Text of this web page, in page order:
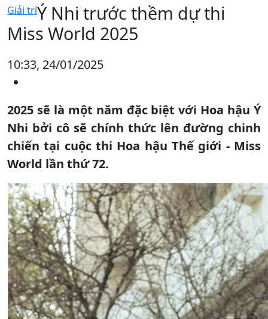
Giải tríÝ Nhi trước thềm dự thi
Miss World 2025
10:33, 24/01/2025
2025 sẽ là một năm đặc biệt với Hoa hậu Ý
Nhi bởi cô sẽ chính thức lên đường chinh
chiến tại cuộc thi Hoa hậu Thế giới - Miss
World lần thứ 72.